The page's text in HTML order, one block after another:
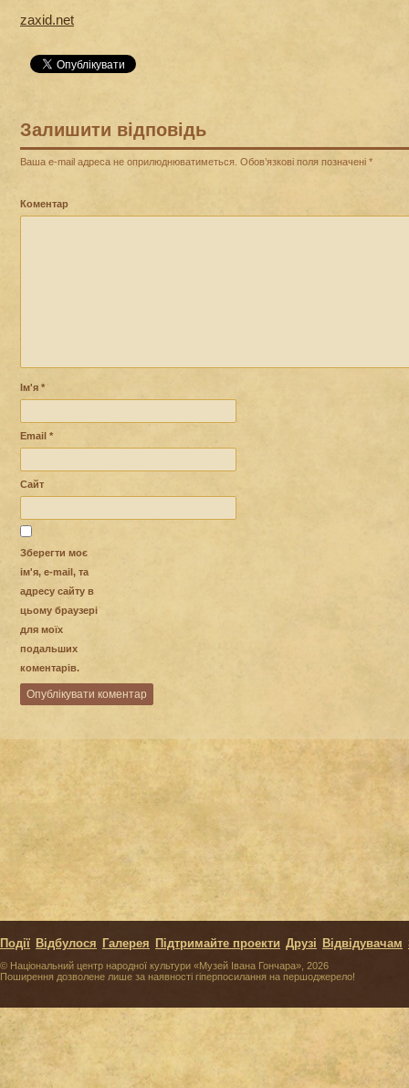
zaxid.net
Залишити відповідь
Ваша e-mail адреса не оприлюднюватиметься. Обов’язкові поля позначені *
Коментар
Ім'я *
Email *
Сайт
Зберегти моє
ім'я, e-mail, та
адресу сайту в
цьому браузері
для моїх
подальших
коментарів.
© Національний центр народної культури «Музей Івана Гончара», 2026
Поширення дозволене лише за наявності гіперпосилання на першоджерело!
Події Відбулося Галерея Підтримайте проекти Друзі Відвідувачам